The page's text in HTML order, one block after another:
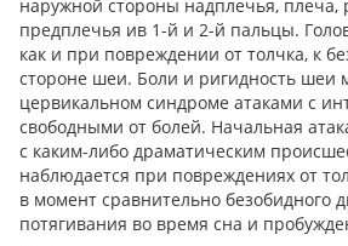
наружной стороны надплечья, плеча,
предплечья ив 1-й и 2-й пальцы.
как и при повреждении от толчка, к
стороне шеи. Боли и ригидность шеи
цервикальном синдроме атаками с
свободными от болей. Начальная
с каким-либо драматическим
наблюдается при повреждениях от
в момент сравнительно безобидного
потягивания во время сна и